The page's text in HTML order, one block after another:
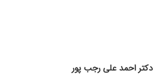
دکتر احمد علی رجب پور